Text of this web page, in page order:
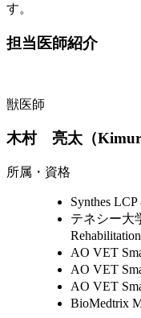
す。
担当医師紹介
獣医師
木村 亮太（
所属・資格
Synthes
テネシー大
AO VET
AO VET
AO VET
BioMedtrix